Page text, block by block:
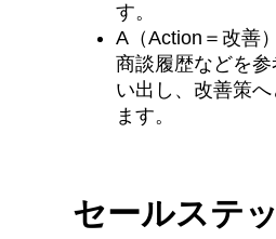
す。
A（Action＝改善）
商談履歴などを
い出し、改善策
ます。
セールステ